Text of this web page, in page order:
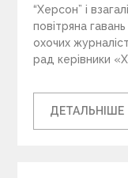
“Херсон” і
повітряна
охочих
рад керівники
ДЕТАЛЬНІШЕ